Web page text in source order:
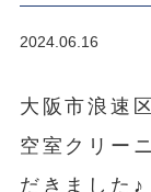
2024.06.16
大阪市浪速
空室クリー
だきました♪